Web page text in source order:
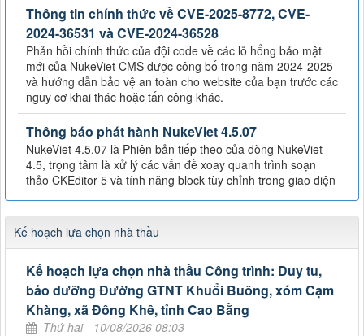
Thông tin chính thức về CVE-2025-8772, CVE-
2024-36531 và CVE-2024-36528
Phản hồi chính thức của đội code về các lỗ hổng bảo mật
mới của NukeViet CMS được công bố trong năm 2024-2025
và hướng dẫn bảo vệ an toàn cho website của bạn trước các
nguy cơ khai thác hoặc tấn công khác.
Thông báo phát hành NukeViet 4.5.07
NukeViet 4.5.07 là Phiên bản tiếp theo của dòng NukeViet
4.5, trọng tâm là xử lý các vấn đề xoay quanh trình soạn
thảo CKEditor 5 và tính năng block tùy chỉnh trong giao diện
Kế hoạch lựa chọn nhà thầu
Kế hoạch lựa chọn nhà thầu Công trình: Duy tu,
bảo dưỡng Đường GTNT Khuổi Buông, xóm Cạm
Khàng, xã Đông Khê, tỉnh Cao Bằng
Thứ hai - 10/08/2026 08:03